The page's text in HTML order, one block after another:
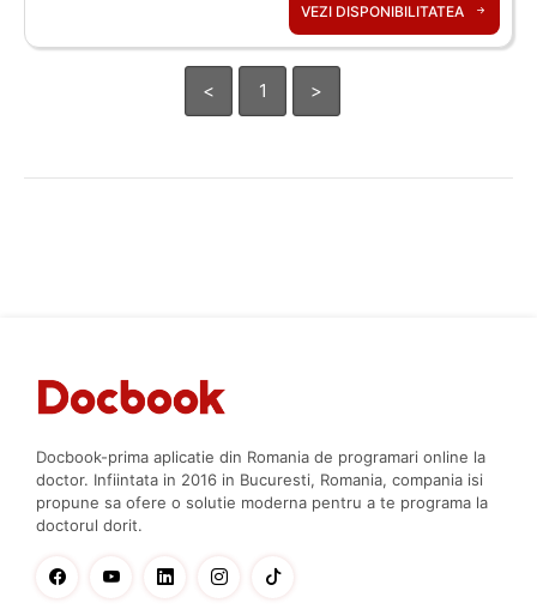
VEZI DISPONIBILITATEA
< 1 >
Docbook-prima aplicatie din Romania de programari online la
doctor. Infiintata in 2016 in Bucuresti, Romania, compania isi
propune sa ofere o solutie moderna pentru a te programa la
doctorul dorit.